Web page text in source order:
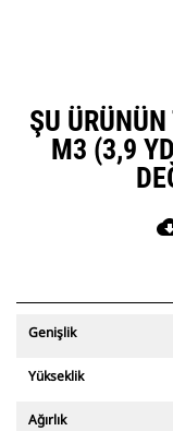
ŞU
M3 (3,9
Genişlik
Yükseklik
Ağırlık